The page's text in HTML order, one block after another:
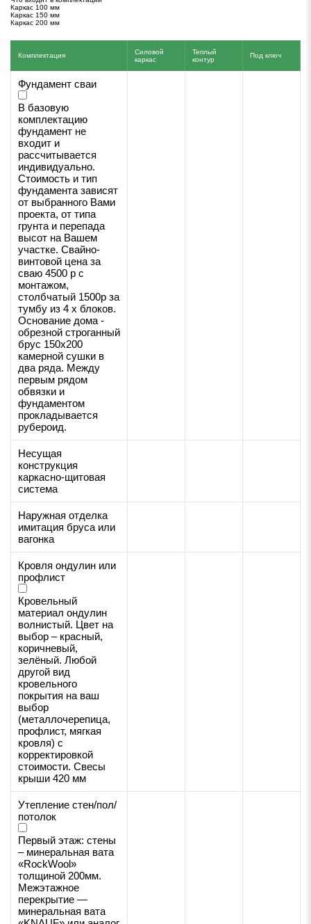
Каркас 100 мм
Каркас 150 мм
Каркас 200 мм
Комплектация
Силовой
каркас
Теплый
контур
Под ключ
Фундамент сваи
В базовую
комплектацию
фундамент не
входит и
рассчитывается
индивидуально.
Стоимость и тип
фундамента зависят
от выбранного Вами
проекта, от типа
грунта и перепада
высот на Вашем
участке. Свайно-
винтовой цена за
сваю 4500 р с
монтажом,
столбчатый 1500р за
тумбу из 4 х блоков.
Основание дома -
обрезной строганный
брус 150х200
камерной сушки в
два ряда. Между
первым рядом
обвязки и
фундаментом
прокладывается
рубероид.
Несущая
конструкция
каркасно-щитовая
система
Наружная отделка
имитация бруса или
вагонка
Кровля ондулин или
профлист
Кровельный
материал ондулин
волнистый. Цвет на
выбор – красный,
коричневый,
зелёный. Любой
другой вид
кровельного
покрытия на ваш
выбор
(металлочерепица,
профлист, мягкая
кровля) с
корректировкой
стоимости. Свесы
крыши 420 мм
Утепление стен/пол/
потолок
Первый этаж: стены
– минеральная вата
«RockWool»
толщиной 200мм.
Межэтажное
перекрытие —
минеральная вата